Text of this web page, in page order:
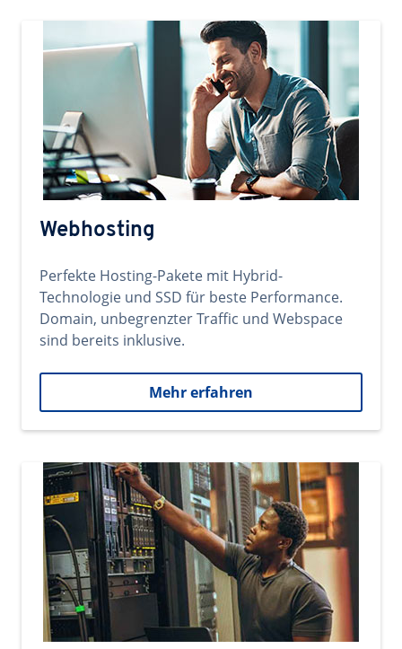
Webhosting
Perfekte Hosting-Pakete mit Hybrid-
Technologie und SSD für beste Performance.
Domain, unbegrenzter Traffic und Webspace
sind bereits inklusive.
Mehr erfahren